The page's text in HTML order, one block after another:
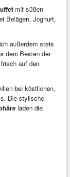
mit süßen
Belägen, Joghurt,
außerdem stets
dem Besten der
auf den
bei köstlichen,
Die stylische
laden die